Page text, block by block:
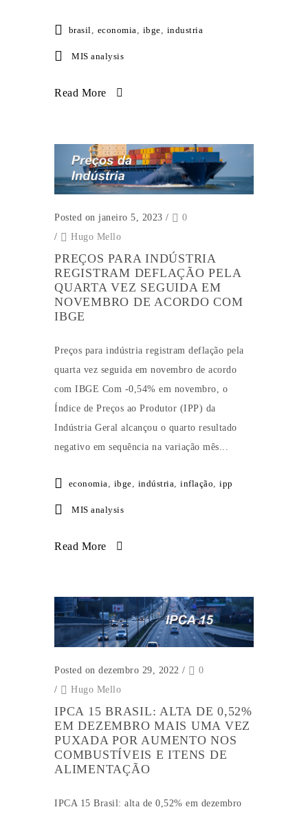
brasil economia ibge industria
MIS analysis
Read More
Posted on janeiro 5, 2023 /
0
/
Hugo Mello
PREÇOS PARA INDÚSTRIA
REGISTRAM DEFLAÇÃO PELA
QUARTA VEZ SEGUIDA EM
NOVEMBRO DE ACORDO COM
IBGE
Preços para indústria registram deflação pela
quarta vez seguida em novembro de acordo
com IBGE Com -0,54% em novembro, o
Índice de Preços ao Produtor (IPP) da
Indústria Geral alcançou o quarto resultado
negativo em sequência na variação mês...
economia ibge indústria inflação ipp
MIS analysis
Read More
Posted on dezembro 29, 2022 /
0
/
Hugo Mello
IPCA 15 BRASIL: ALTA DE 0,52%
EM DEZEMBRO MAIS UMA VEZ
PUXADA POR AUMENTO NOS
COMBUSTÍVEIS E ITENS DE
ALIMENTAÇÃO
IPCA 15 Brasil: alta de 0,52% em dezembro